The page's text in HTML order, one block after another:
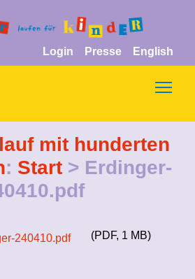
Login Presse English
mit hunderten
: Start > Erdinger-
240410.pdf PDF 1 MB